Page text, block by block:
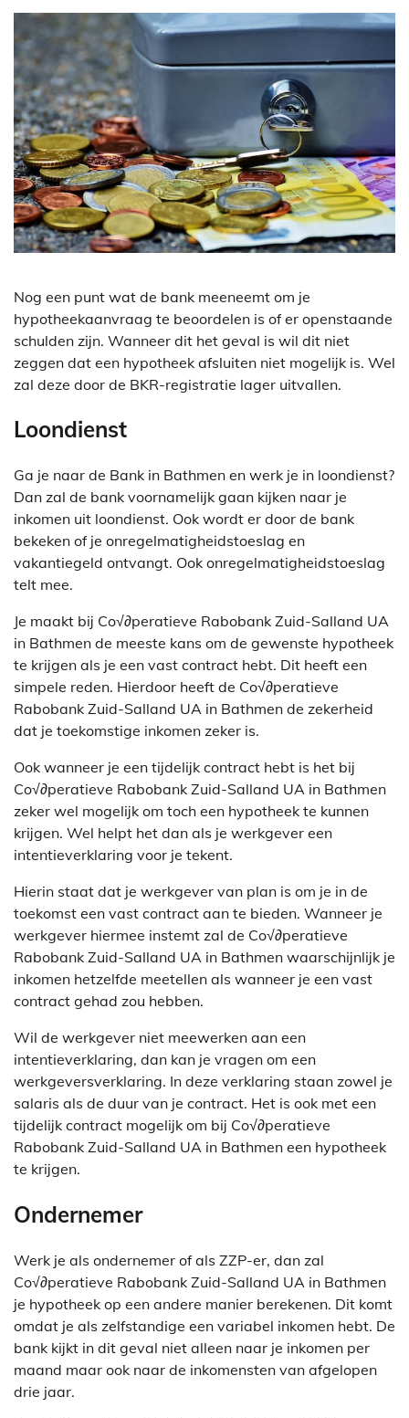
Nog een punt wat de bank meeneemt om je
hypotheekaanvraag te beoordelen is of er openstaande
schulden zijn. Wanneer dit het geval is wil dit niet
zeggen dat een hypotheek afsluiten niet mogelijk is. Wel
zal deze door de BKR-registratie lager uitvallen.
Loondienst
Ga je naar de Bank in Bathmen en werk je in loondienst?
Dan zal de bank voornamelijk gaan kijken naar je
inkomen uit loondienst. Ook wordt er door de bank
bekeken of je onregelmatigheidstoeslag en
vakantiegeld ontvangt. Ook onregelmatigheidstoeslag
telt mee.
Je maakt bij Co√∂peratieve Rabobank Zuid-Salland UA
in Bathmen de meeste kans om de gewenste hypotheek
te krijgen als je een vast contract hebt. Dit heeft een
simpele reden. Hierdoor heeft de Co√∂peratieve
Rabobank Zuid-Salland UA in Bathmen de zekerheid
dat je toekomstige inkomen zeker is.
Ook wanneer je een tijdelijk contract hebt is het bij
Co√∂peratieve Rabobank Zuid-Salland UA in Bathmen
zeker wel mogelijk om toch een hypotheek te kunnen
krijgen. Wel helpt het dan als je werkgever een
intentieverklaring voor je tekent.
Hierin staat dat je werkgever van plan is om je in de
toekomst een vast contract aan te bieden. Wanneer je
werkgever hiermee instemt zal de Co√∂peratieve
Rabobank Zuid-Salland UA in Bathmen waarschijnlijk je
inkomen hetzelfde meetellen als wanneer je een vast
contract gehad zou hebben.
Wil de werkgever niet meewerken aan een
intentieverklaring, dan kan je vragen om een
werkgeversverklaring. In deze verklaring staan zowel je
salaris als de duur van je contract. Het is ook met een
tijdelijk contract mogelijk om bij Co√∂peratieve
Rabobank Zuid-Salland UA in Bathmen een hypotheek
te krijgen.
Ondernemer
Werk je als ondernemer of als ZZP-er, dan zal
Co√∂peratieve Rabobank Zuid-Salland UA in Bathmen
je hypotheek op een andere manier berekenen. Dit komt
omdat je als zelfstandige een variabel inkomen hebt. De
bank kijkt in dit geval niet alleen naar je inkomen per
maand maar ook naar de inkomensten van afgelopen
drie jaar.